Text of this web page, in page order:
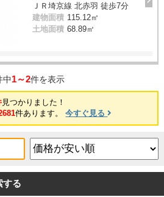
ＪＲ埼京線 北赤羽 徒歩7分
建物面積 115.12㎡
土地面積 68.89㎡
中1～2件を表示
見つかりました！
件あります。今すぐ見る
する